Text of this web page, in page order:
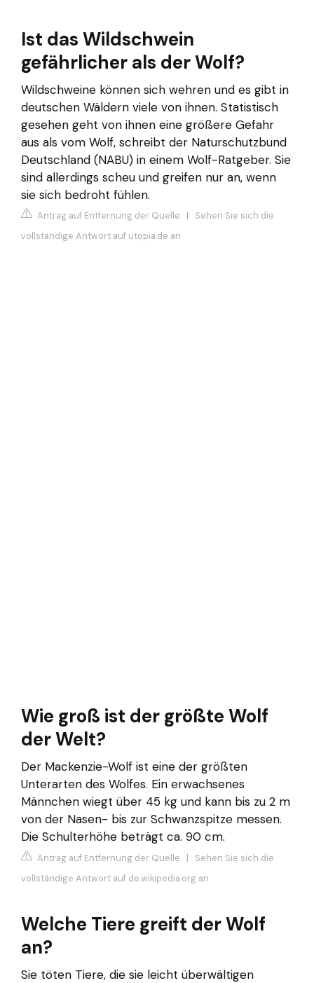
Ist das Wildschwein
gefährlicher als der Wolf?
Wildschweine können sich wehren und es gibt in
deutschen Wäldern viele von ihnen. Statistisch
gesehen geht von ihnen eine größere Gefahr
aus als vom Wolf, schreibt der Naturschutzbund
Deutschland (NABU) in einem Wolf-Ratgeber. Sie
sind allerdings scheu und greifen nur an, wenn
sie sich bedroht fühlen.
Antrag auf Entfernung der Quelle | Sehen Sie sich die
vollständige Antwort auf utopia.de an
Wie groß ist der größte Wolf
der Welt?
Der Mackenzie-Wolf ist eine der größten
Unterarten des Wolfes. Ein erwachsenes
Männchen wiegt über 45 kg und kann bis zu 2 m
von der Nasen- bis zur Schwanzspitze messen.
Die Schulterhöhe beträgt ca. 90 cm.
Antrag auf Entfernung der Quelle | Sehen Sie sich die
vollständige Antwort auf de.wikipedia.org an
Welche Tiere greift der Wolf
an?
Sie töten Tiere, die sie leicht überwältigen